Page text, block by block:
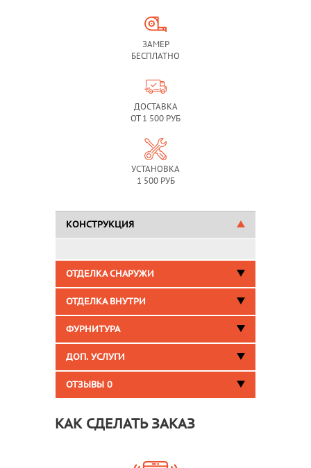
ЗАМЕР
БЕСПЛАТНО
ДОСТАВКА
ОТ 1 500 РУБ
УСТАНОВКА
1 500 РУБ
КОНСТРУКЦИЯ
ОТДЕЛКА СНАРУЖИ
ОТДЕЛКА ВНУТРИ
ФУРНИТУРА
ДОП. УСЛУГИ
ОТЗЫВЫ 0
КАК СДЕЛАТЬ ЗАКАЗ